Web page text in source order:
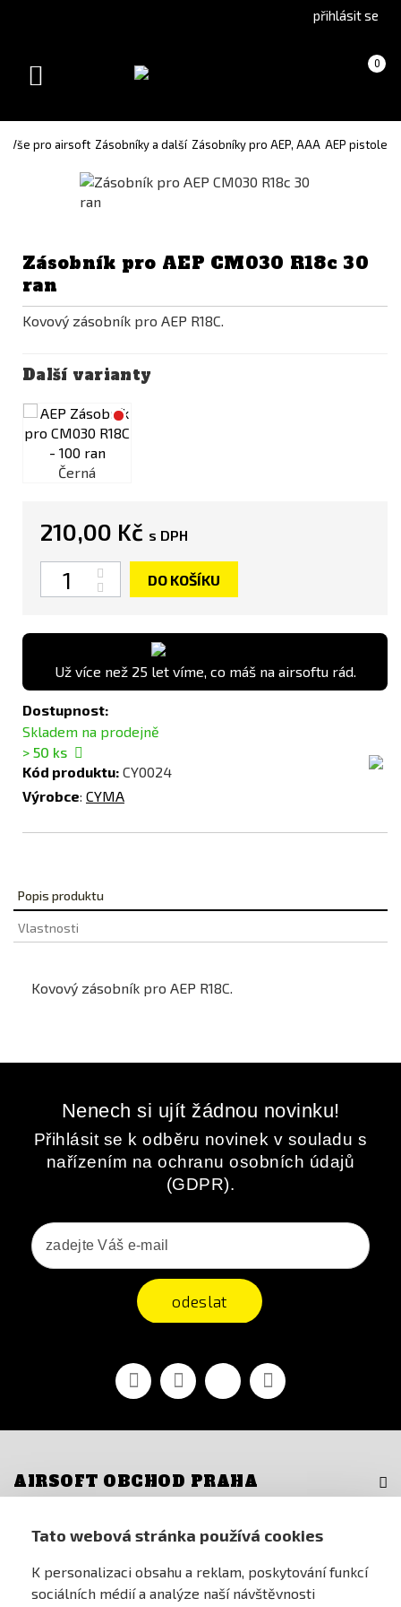
Tato webová stránka používá cookies
K personalizaci obsahu a reklam, poskytování funkcí
sociálních médií a analýze naší návštěvnosti
version(Slovak)
přihlásit se
Košík 0
(prázdný)
Toggle
Vše pro airsoft Zásobníky a další Zásobníky pro AEP, AAA AEP pistole
Zásobník pro AEP CM030 R18c 30
ran
Kovový zásobník pro AEP R18C.
Další varianty
Černá
210,00 Kč s DPH
Počet
DO KOŠÍKU
Už více než 25 let víme, co máš na airsoftu rád.
Dostupnost:
Skladem na prodejně
> 50 ks
Kód produktu: CY0024
Výrobce: CYMA
Popis produktu
Vlastnosti
Kovový zásobník pro AEP R18C.
Nenech si ujít žádnou novinku!
Přihlásit se k odběru novinek v souladu s
nařízením na ochranu osobních údajů
(GDPR).
odeslat
FacebookYouTubeVimeo Instagram
AIRSOFT OBCHOD PRAHA
PRO ZÁKAZNÍKY
MŮJ ÚČET